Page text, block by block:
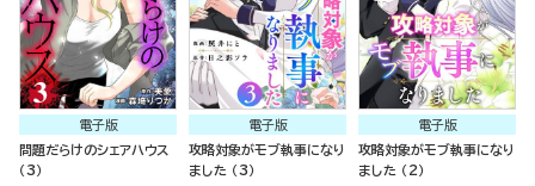
電子版
問題だらけのシェアハウス
（3）
電子版
攻略対象がモブ執事になり
ました （3）
電子版
攻略対象がモブ執事になり
ました （2）